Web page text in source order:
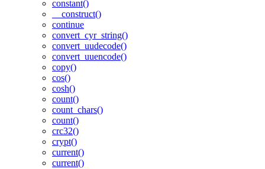
constant()
__construct()
continue
convert_cyr_string()
convert_uudecode()
convert_uuencode()
copy()
cos()
cosh()
count()
count_chars()
count()
crc32()
crypt()
current()
current()